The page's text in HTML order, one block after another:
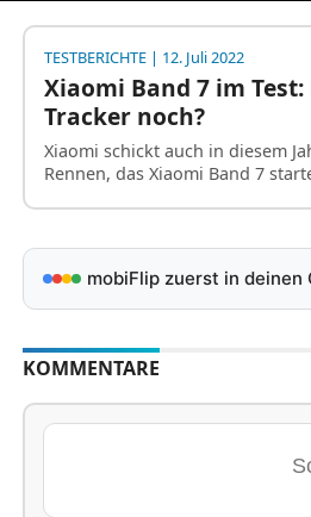
TESTBERICHTE| 12. Juli 2022
Xiaomi Band 7 im
Tracker noch?
Xiaomi schickt auch in diesem
Rennen, das Xiaomi Band 7
mobiFlip zuerst in deinen
KOMMENTARE